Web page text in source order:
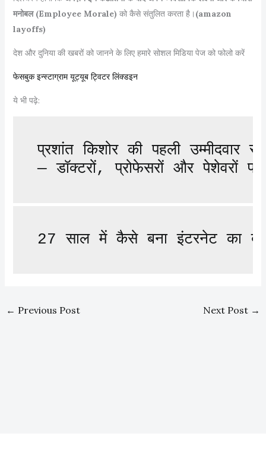
मनोबल (Employee Morale) को कैसे संतुलित करता है। (amazon
layoffs)
देश और दुनिया की खबरों को जानने के लिए हमारे सोशल मिडिया पेज को फोलो करें
फेसबुक इन्स्टाग्राम यूट्यूब ट्विटर लिंक्डइन
ये भी पढ़े:
प्रशांत किशोर की पहली
— डॉक्टरों, प्रोफेसरों और पेशेवरों
27 साल में कैसे बना इंटरनेट का
← Previous Post Next Post →